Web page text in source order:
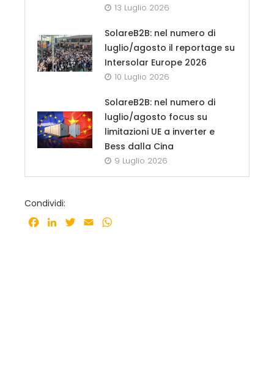
13 Luglio 2026
SolareB2B: nel numero di
luglio/agosto il reportage su
Intersolar Europe 2026
10 Luglio 2026
SolareB2B: nel numero di
luglio/agosto focus su
limitazioni UE a inverter e
Bess dalla Cina
9 Luglio 2026
Condividi:
Facebook
LinkedInTwitter
Email